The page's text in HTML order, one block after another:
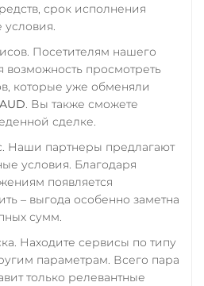
VeChain (VET)
WAVES
Wrapped Bitcoin (WBTC)
Wrapped Ethereum
ERC20 AVAXC
CRO
RONIN
Zcash (ZEC)
срок исполнения
условия.
Посетителям нашего
возможность просмотреть
которые уже обменяли
. Вы также сможете
сделке.
Наши партнеры предлагают
условия. Благодаря
появляется
– выгода особенно заметна
сумм.
Находите сервисы по типу
параметрам. Всего пара
только релевантные